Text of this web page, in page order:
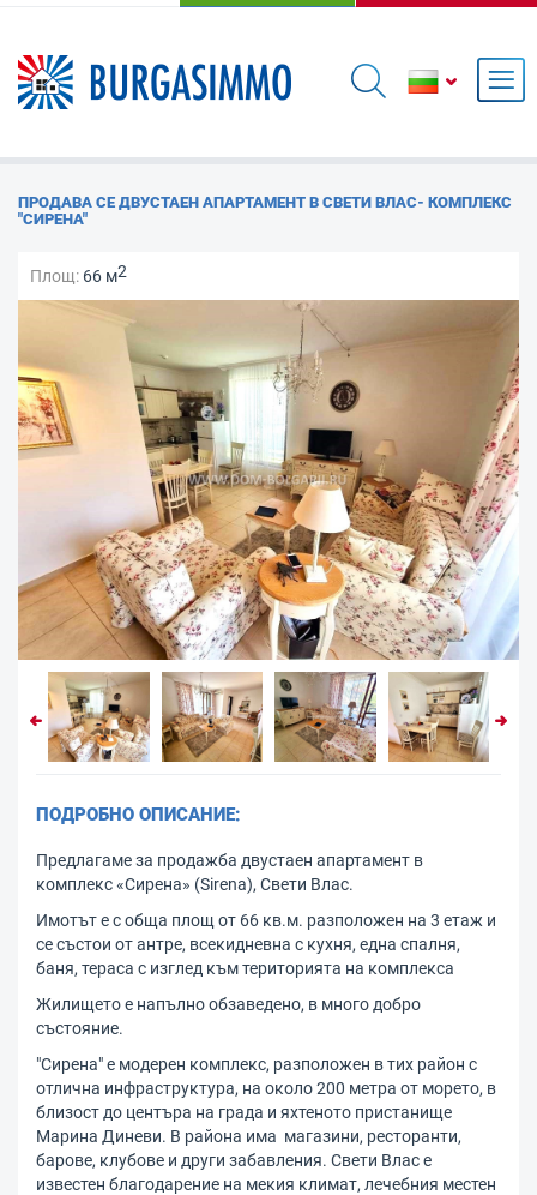
ПРОДАВА СЕ ДВУСТАЕН АПАРТАМЕНТ В СВЕТИ ВЛАС- КОМПЛЕКС
"СИРЕНА"
Площ: 66 м2
ПОДРОБНО ОПИСАНИЕ:
Предлагаме за продажба двустаен апартамент в
комплекс «Сирена» (Sirena), Свети Влас.
Имотът е с обща площ от 66 кв.м. разположен на 3 етаж и
се състои от антре, всекидневна с кухня, една спалня,
баня, тераса с изглед към територията на комплекса
Жилището е напълно обзаведено, в много добро
състояние.
"Сирена" е модерен комплекс, разположен в тих район с
отлична инфраструктура, на около 200 метра от морето, в
близост до центъра на града и яхтеното пристанище
Марина Диневи. В района има магазини, ресторанти,
барове, клубове и други забавления. Свети Влас е
известен благодарение на мекия климат, лечебния местен